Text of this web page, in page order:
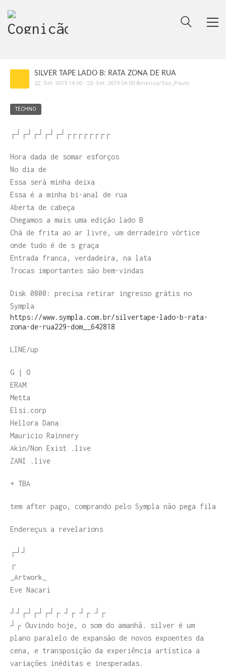
SILVER TAPE LADO B: RATA ZONA DE RUA
22. Set. 2019 14:00 - 23. Set. 2019 04:00 America/Sao_Paulo
TECHNO
┌┘┌┘┌┘┌┘┌┘┌┌┌┌┌┌┌┌
Hora dada de somar esforços
No dia de
Essa será minha deixa
Essa é a minha bi-anal de rua
Aberta de cabeça
Chegamos a mais uma edição lado B
Chá de frita ao ar livre, um derradeiro vórtice
onde tudo é de s graça
Entrada franca, verdadeira, na lata
Trocas importantes são bem-vindas
Disk 0800: precisa retirar ingresso grátis no
Sympla
https://www.sympla.com.br/silvertape-lado-b-rata-
zona-de-rua229-dom__642818
LINE/up
G | O
ERAM
Metta
Elsi.corp
Hellora Dana
Mauricio Rainnery
Akin/Non Exist .live
ZANI .live
+ TBA
tem after pago, comprando pelo Sympla não pega fila
Endereçus a revelarions
┌┘┘
┌
_Artwork_
Eve Nacari
┘┘┌┘┌┘┌┘┌ ┘┌ ┘┌ ┘┌
┘┌ Ouvindo hoje, o som do amanhã. silver é um
plano paralelo de expansão de novos expoentes da
cena, e transposição da experiência artística a
variações inéditas e inesperadas.